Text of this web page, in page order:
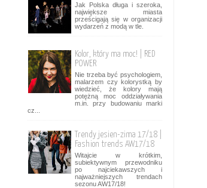
Jak Polska długa i szeroka,
największe miasta
prześcigają się w organizacji
wydarzeń z modą w tle.
Kolor, który ma moc! | RED
POWER
Nie trzeba być psychologiem,
malarzem czy kolorystką by
wiedzieć, że kolory mają
potężną moc oddziaływania
m.in. przy budowaniu marki
cz...
Trendy jesien-zima 17/18 |
Fashion trends AW17/18
Witajcie w krótkim,
subiektywnym przewodniku
po najciekawszych i
najważniejszych trendach
sezonu AW17/18!